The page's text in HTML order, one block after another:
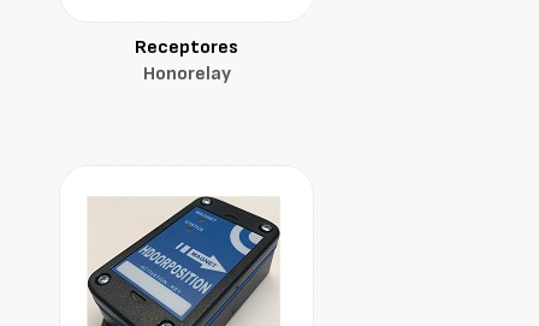
Receptores
Honorelay